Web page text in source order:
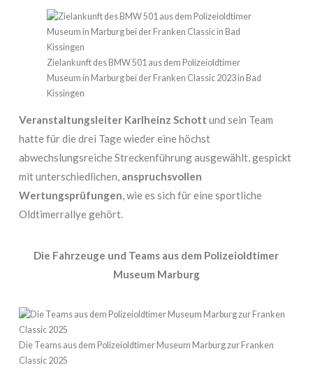
Zielankunft des BMW 501 aus dem Polizeioldtimer
Museum in Marburg bei der Franken Classic 2023 in Bad
Kissingen
Veranstaltungsleiter Karlheinz Schott und sein Team
hatte für die drei Tage wieder eine höchst
abwechslungsreiche Streckenführung ausgewählt, gespickt
mit unterschiedlichen, anspruchsvollen
Wertungsprüfungen, wie es sich für eine sportliche
Oldtimerrallye gehört.
Die Fahrzeuge und Teams aus dem Polizeioldtimer
Museum Marburg
Die Teams aus dem Polizeioldtimer Museum Marburg zur Franken
Classic 2025